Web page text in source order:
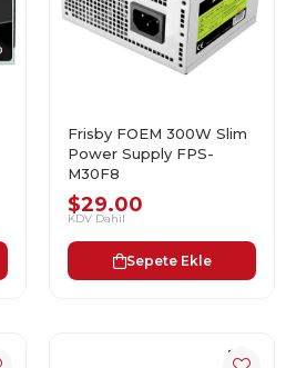
Frisby FOEM 300W Slim
Power Supply FPS-
M30F8
$29.00
KDV Dahil
Sepete Ekle